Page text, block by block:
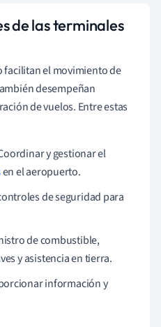
de las terminales
facilitan el movimiento de
desempeñan
de vuelos. Entre estas
y gestionar el
en el aeropuerto.
de seguridad para
de combustible,
y asistencia en tierra.
información y